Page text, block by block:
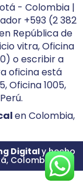
- Colombia |
+593 (2 382
República de
vitra, Oficina
o escribir a
oficina está
Oficina 1005,
en Colombia,
Digitaly hecho
Colombia.